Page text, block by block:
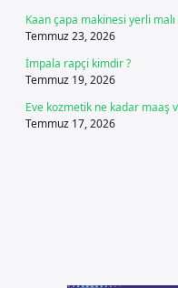
Kaan çapa makinesi yerli malı
Temmuz 23, 2026
İmpala rapçi kimdir ?
Temmuz 19, 2026
Eve kozmetik ne kadar maaş
Temmuz 17, 2026